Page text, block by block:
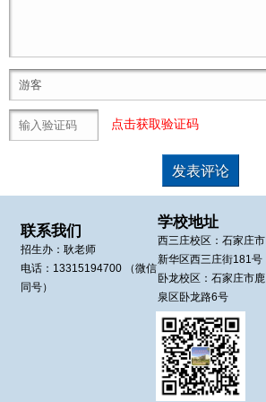
点击获取验证码
联系我们
招生办： 耿老师
电话： 13315194700（微信
同号）
学校地址
西三庄校区： 石家庄市
新华区西三庄街181号
卧龙校区： 石家庄市鹿
泉区卧龙路6号